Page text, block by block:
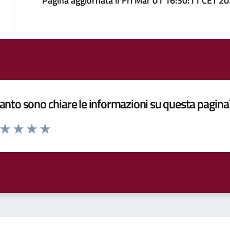
sono chiare le informazioni su questa
da 1 a 5 stelle la pagina